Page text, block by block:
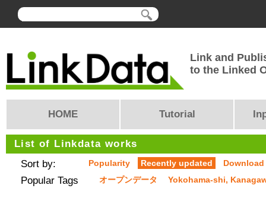
Link and
to the Linked
HOME Tutorial
List of Linkdata works
Sort by:
Popularity Recently updated
Popular Tags オープンデータ Yokohama-shi,